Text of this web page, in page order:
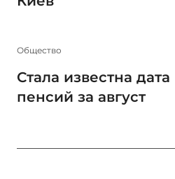
Общество
Стала известна
пенсий за август